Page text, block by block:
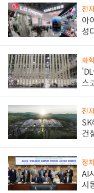
전
아
성
화
스
전
SK
건
정치
AI
시